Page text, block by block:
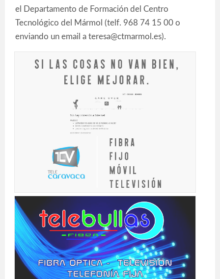
el Departamento de Formación del Centro
Tecnológico del Mármol (telf. 968 74 15 00 o
enviando un email a teresa@ctmarmol.es).